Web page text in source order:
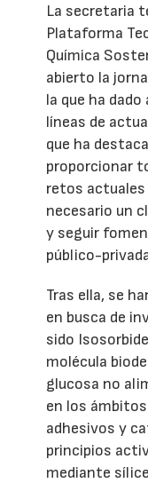
La secretaria
Plataforma
Química
abierto la
la que ha
líneas de
que ha
proporcionar
retos actuales
necesario un
y seguir
público-
Tras ella, se
en busca de
sido
molécula
glucosa no
en los
adhesivos y
principios
mediante